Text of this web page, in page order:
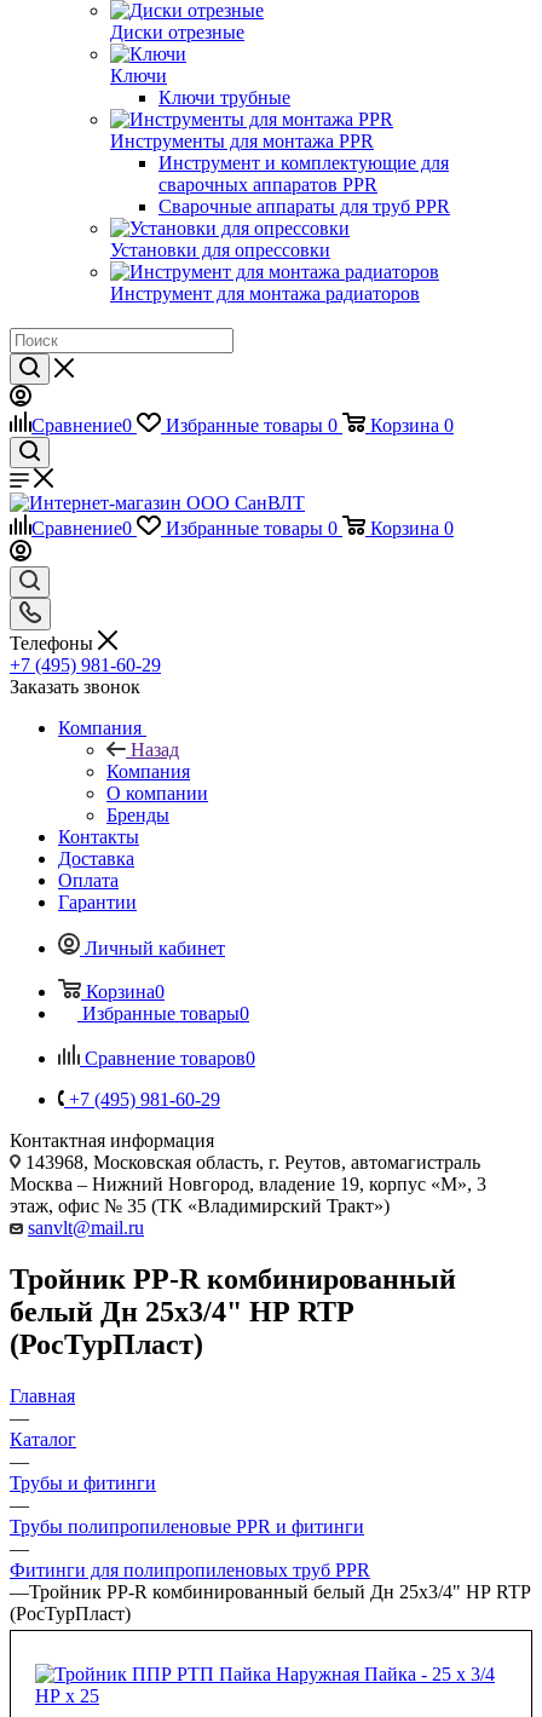
Диски отрезные
Ключи
Ключи трубные
Инструменты для монтажа PPR
Инструмент и комплектующие для
сварочных аппаратов PPR
Сварочные аппараты для труб PPR
Установки для опрессовки
Инструмент для монтажа радиаторов
Сравнение0 Избранные товары 0 Корзина 0
Сравнение0 Избранные товары 0 Корзина 0
Телефоны
+7 (495) 981-60-29
Заказать звонок
Компания
Назад
Компания
О компании
Бренды
Контакты
Доставка
Оплата
Гарантии
Личный кабинет
Корзина0
Избранные товары0
Сравнение товаров0
+7 (495) 981-60-29
Контактная информация
143968, Московская область, г. Реутов, автомагистраль
Москва – Нижний Новгород, владение 19, корпус «М», 3
этаж, офис № 35 (ТК «Владимирский Тракт»)
sanvlt@mail.ru
Тройник PP-R комбинированный
белый Дн 25х3/4" НР RTP
(РосТурПласт)
Главная
—
Каталог
—
Трубы и фитинги
—
Трубы полипропиленовые PPR и фитинги
—
Фитинги для полипропиленовых труб PPR
—Тройник PP-R комбинированный белый Дн 25х3/4" НР RTP
(РосТурПласт)